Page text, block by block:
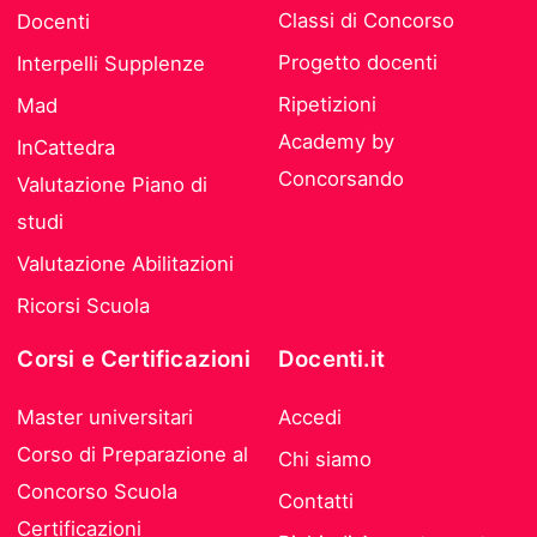
Docenti
Interpelli Supplenze
Mad
InCattedra
Valutazione Piano di
studi
Valutazione Abilitazioni
Ricorsi Scuola
Classi di Concorso
Progetto docenti
Ripetizioni
Academy by
Concorsando
Corsi e Certificazioni
Master universitari
Corso di Preparazione al
Concorso Scuola
Certificazioni
Docenti.it
Accedi
Chi siamo
Contatti